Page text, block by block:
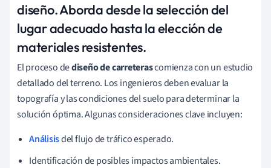
diseño. Aborda desde la selección del
lugar adecuado hasta la elección de
materiales resistentes.
El proceso dediseño de carreterascomienza con un estudio
detallado del terreno. Los ingenieros deben evaluar la
topografía y las condiciones del suelo para determinar la
solución óptima. Algunas consideraciones clave incluyen:
Análisisdel flujo de tráfico esperado.
Identificación de posibles impactos ambientales.